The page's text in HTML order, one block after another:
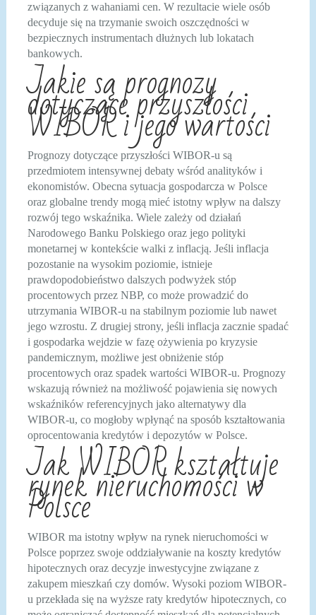
związanych z wahaniami cen. W rezultacie wiele osób
decyduje się na trzymanie swoich oszczędności w
bezpiecznych instrumentach dłużnych lub lokatach
bankowych.
Jakie są prognozy
dotyczące przyszłości
WIBOR i jego wartości
Prognozy dotyczące przyszłości WIBOR-u są
przedmiotem intensywnej debaty wśród analityków i
ekonomistów. Obecna sytuacja gospodarcza w Polsce
oraz globalne trendy mogą mieć istotny wpływ na dalszy
rozwój tego wskaźnika. Wiele zależy od działań
Narodowego Banku Polskiego oraz jego polityki
monetarnej w kontekście walki z inflacją. Jeśli inflacja
pozostanie na wysokim poziomie, istnieje
prawdopodobieństwo dalszych podwyżek stóp
procentowych przez NBP, co może prowadzić do
utrzymania WIBOR-u na stabilnym poziomie lub nawet
jego wzrostu. Z drugiej strony, jeśli inflacja zacznie spadać
i gospodarka wejdzie w fazę ożywienia po kryzysie
pandemicznym, możliwe jest obniżenie stóp
procentowych oraz spadek wartości WIBOR-u. Prognozy
wskazują również na możliwość pojawienia się nowych
wskaźników referencyjnych jako alternatywy dla
WIBOR-u, co mogłoby wpłynąć na sposób kształtowania
oprocentowania kredytów i depozytów w Polsce.
Jak WIBOR kształtuje
rynek nieruchomości w
Polsce
WIBOR ma istotny wpływ na rynek nieruchomości w
Polsce poprzez swoje oddziaływanie na koszty kredytów
hipotecznych oraz decyzje inwestycyjne związane z
zakupem mieszkań czy domów. Wysoki poziom WIBOR-
u przekłada się na wyższe raty kredytów hipotecznych, co